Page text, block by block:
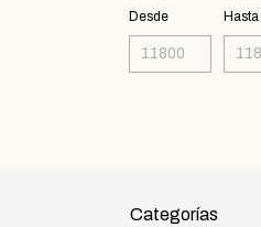
Desde Hasta
Categorías